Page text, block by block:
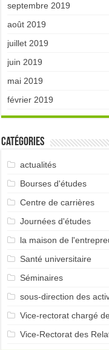
septembre 2019
août 2019
juillet 2019
juin 2019
mai 2019
février 2019
Catégories
actualités
Bourses d'études
Centre de carrières
Journées d'études
la maison de
Santé universitaire
Séminaires
sous-direction des
Vice-rectorat chargé
Vice-Rectorat des